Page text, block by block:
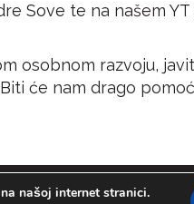
Sove te na našem
osobnom razvoju,
će nam drago
našoj internet stranici.